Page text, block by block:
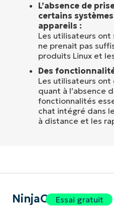
L’absence de
certains
appareils :
Les utilisateurs ont
ne prenait pas
produits Linux et
Des
Les utilisateurs
quant à l’absence
fonctionnalités
chat intégré dans
à distance et les
NinjaOneEssai gratuit